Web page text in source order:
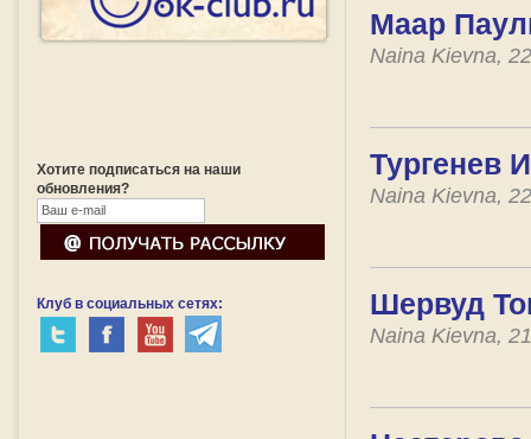
Хотите подписаться на наши
обновления?
Клуб в социальных сетях:
Маар
Naina Kievna,
Тургенев
Naina Kievna,
Шервуд
Naina Kievna,